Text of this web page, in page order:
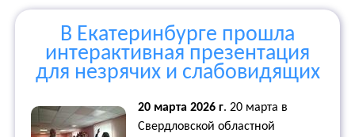
В Екатеринбурге прошла
интерактивная презентация
для незрячих и слабовидящих
20 марта 2026 г.20 марта в
Свердловской областной